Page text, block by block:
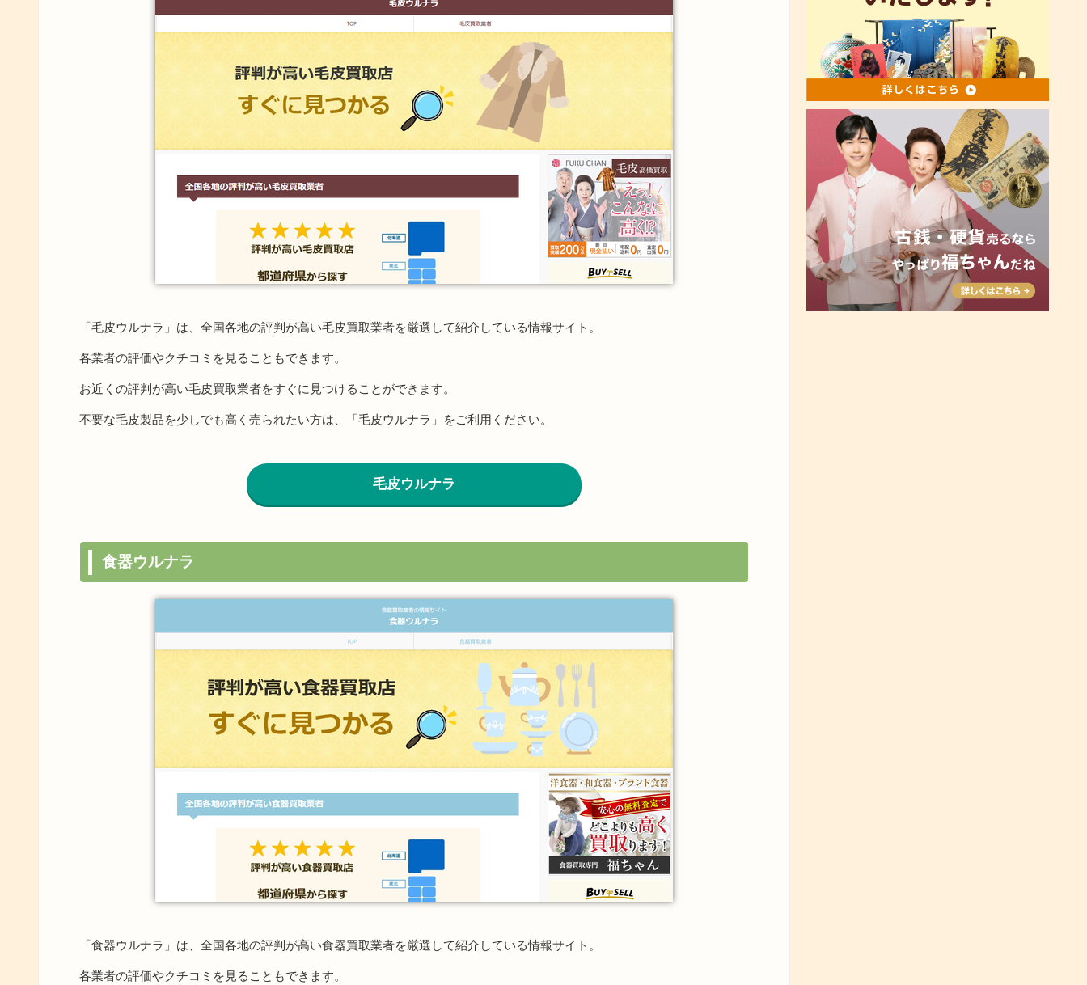
「毛皮ウルナラ」は、全国各地の評判が高い毛皮買取業者を厳選して紹介している情報サイト。
各業者の評価やクチコミを見ることもできます。
お近くの評判が高い毛皮買取業者をすぐに見つけることができます。
不要な毛皮製品を少しでも高く売られたい方は、「毛皮ウルナラ」をご利用ください。
毛皮ウルナラ
食器ウルナラ
「食器ウルナラ」は、全国各地の評判が高い食器買取業者を厳選して紹介している情報サイト。
各業者の評価やクチコミを見ることもできます。